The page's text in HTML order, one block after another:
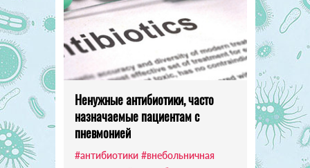
Ненужные антибиотики, часто
назначаемые пациентам с
пневмонией
#антибиотики #внебольничная